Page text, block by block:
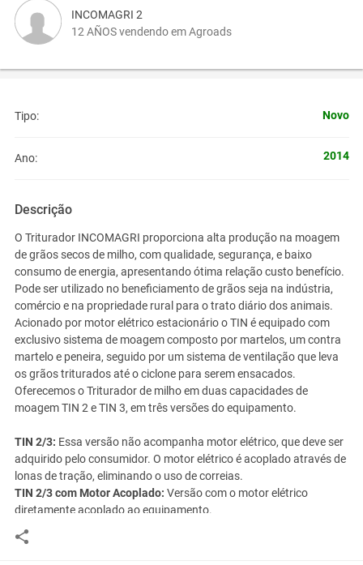
INCOMAGRI 2
12 AÑOS vendendo em Agroads
Tipo: Novo
Ano: 2014
Descrição
O Triturador INCOMAGRI proporciona alta produção na moagem
de grãos secos de milho, com qualidade, segurança, e baixo
consumo de energia, apresentando ótima relação custo benefício.
Pode ser utilizado no beneficiamento de grãos seja na indústria,
comércio e na propriedade rural para o trato diário dos animais.
Acionado por motor elétrico estacionário o TIN é equipado com
exclusivo sistema de moagem composto por martelos, um contra
martelo e peneira, seguido por um sistema de ventilação que leva
os grãos triturados até o ciclone para serem ensacados.
Oferecemos o Triturador de milho em duas capacidades de
moagem TIN 2 e TIN 3, em três versões do equipamento.
TIN 2/3: Essa versão não acompanha motor elétrico, que deve ser
adquirido pelo consumidor. O motor elétrico é acoplado através de
lonas de tração, eliminando o uso de correias.
TIN 2/3 com Motor Acoplado: Versão com o motor elétrico
diretamente acoplado ao equipamento.
TIN 2/3 com Acessório para trator:
pela tomada de potência do trator, ideal para propriedades sem